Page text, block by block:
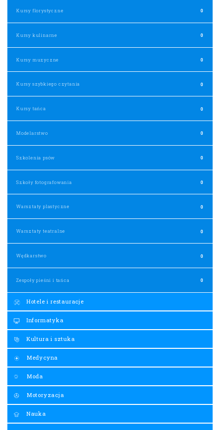
Kursy florystyczne 0
Kursy kulinarne 0
Kursy muzyczne 0
Kursy szybkiego czytania 0
Kursy tańca 0
Modelarstwo 0
Szkolenia psów 0
Szkoły fotografowania 0
Warsztaty plastyczne 0
Warsztaty teatralne 0
Wędkarstwo 0
Zespoły pieśni i tańca 0
Hotele i restauracje
Informatyka
Kultura i sztuka
Medycyna
Moda
Motoryzacja
Nauka